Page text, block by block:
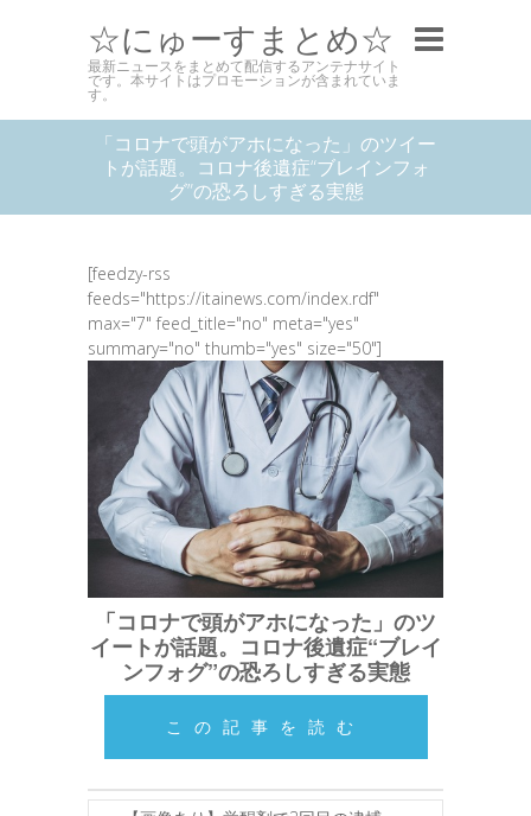
☆にゅーすまとめ☆
最新ニュースをまとめて配信するアンテナサイト
です。本サイトはプロモーションが含まれていま
す。
「コロナで頭がアホになった」のツイー
トが話題。コロナ後遺症“ブレインフォ
グ”の恐ろしすぎる実態
[feedzy-rss
feeds="https://itainews.com/index.rdf"
max="7" feed_title="no" meta="yes"
summary="no" thumb="yes" size="50"]
「コロナで頭がアホになった」のツ
イートが話題。コロナ後遺症“ブレイ
ンフォグ”の恐ろしすぎる実態
この記事を読む